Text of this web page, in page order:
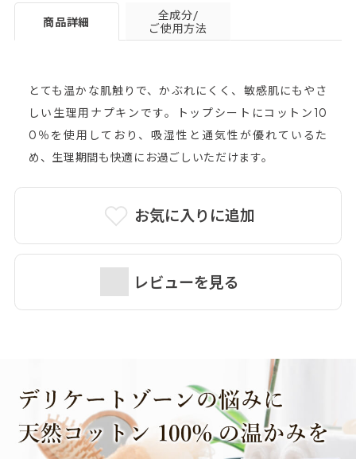
お気に入りに追加
レビューを見る
商品詳細
全成分/
ご使用方法
とても温かな肌触りで、かぶれにくく、敏感肌にもやさ
しい生理用ナプキンです。トップシートにコットン10
0％を使用しており、吸湿性と通気性が優れているた
め、生理期間も快適にお過ごしいただけます。